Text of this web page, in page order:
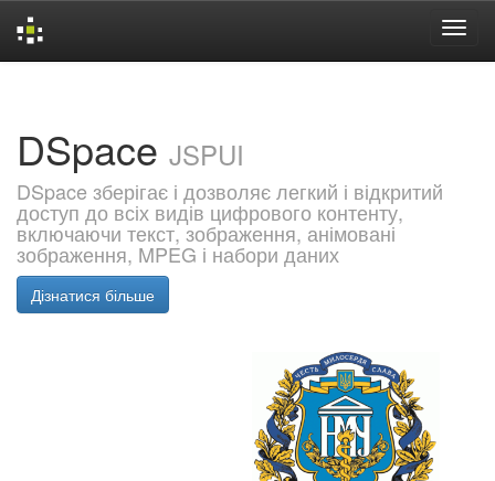
DSpace JSPUI
DSpace зберігає і дозволяє легкий і відкритий
доступ до всіх видів цифрового контенту,
включаючи текст, зображення, анімовані
зображення, MPEG і набори даних
Дізнатися більше